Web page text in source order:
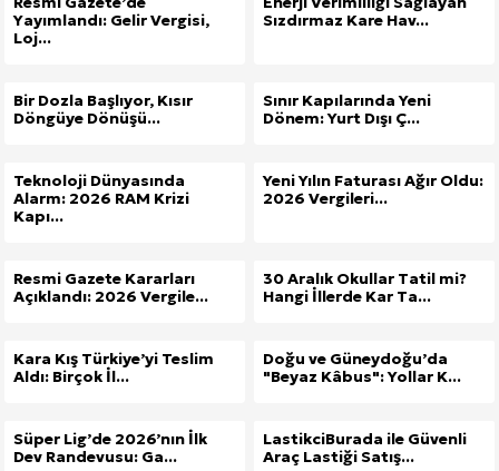
Yayımlandı: Gelir Vergisi,
Loj...
Sızdırmaz Kare Hav...
Bir Dozla Başlıyor, Kısır
Döngüye Dönüşü...
Sınır Kapılarında Yeni
Dönem: Yurt Dışı Ç...
Teknoloji Dünyasında
Alarm: 2026 RAM Krizi
Kapı...
Yeni Yılın Faturası Ağır Oldu:
2026 Vergileri...
Resmi Gazete Kararları
Açıklandı: 2026 Vergile...
30 Aralık Okullar Tatil mi?
Hangi İllerde Kar Ta...
Kara Kış Türkiye’yi Teslim
Aldı: Birçok İl...
Doğu ve Güneydoğu’da
"Beyaz Kâbus": Yollar K...
Süper Lig’de 2026’nın İlk
Dev Randevusu: Ga...
LastikciBurada ile Güvenli
Araç Lastiği Satış...
Kuzu Fileto Seçimi ve Pişirme Önerileri: Yumuşak
Dar Tavanlı Alanlar İçin Oval Hava Kanalı Avantajları